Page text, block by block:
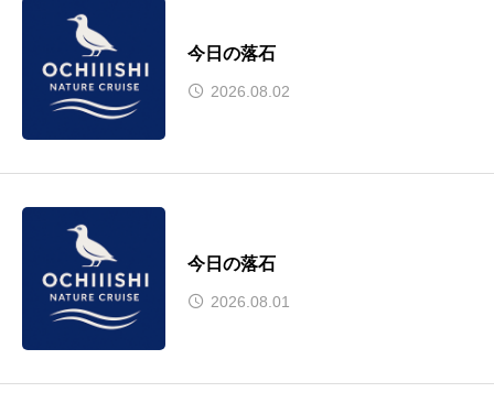
今日の落石
2026.08.02
今日の落石
2026.08.01